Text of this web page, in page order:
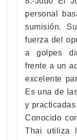
personal
sumisión.
fuerza del
a golpes
frente a un
excelente
Es una de
y
Conocido
Thai utiliza